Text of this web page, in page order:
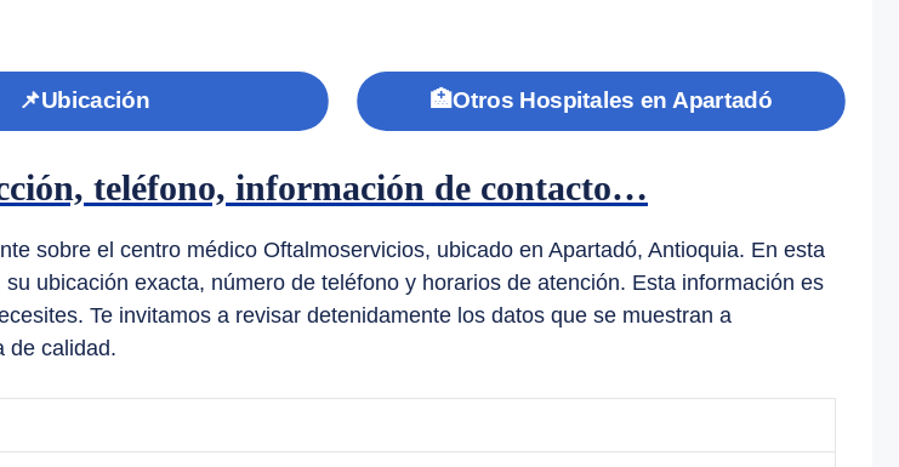
📌Ubicación 🏥Otros Hospitales en Apartadó
teléfono, información de contacto…
sobre el centro médico Oftalmoservicios, ubicado en Apartadó, Antioquia. En esta
ubicación exacta, número de teléfono y horarios de atención. Esta información es
Te invitamos a revisar detenidamente los datos que se muestran a
de calidad.